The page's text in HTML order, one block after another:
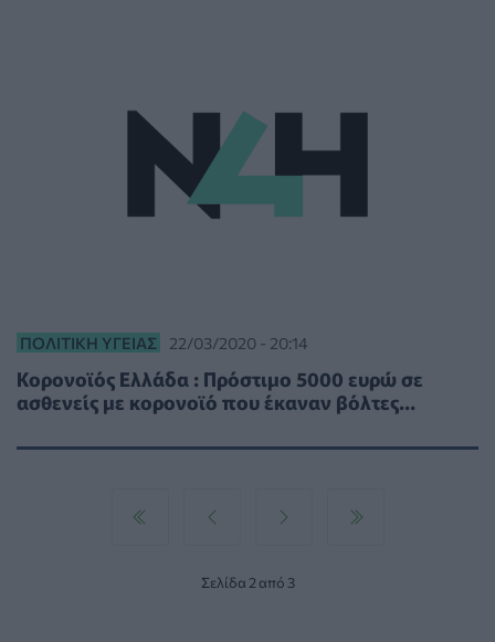
ΠΟΛΙΤΙΚΉ ΥΓΕΊΑΣ 22/03/2020 - 20:14
Κορονοϊός Ελλάδα : Πρόστιμο 5000 ευρώ σε
ασθενείς με κορονοϊό που έκαναν βόλτες...
Σελίδα 2 από 3